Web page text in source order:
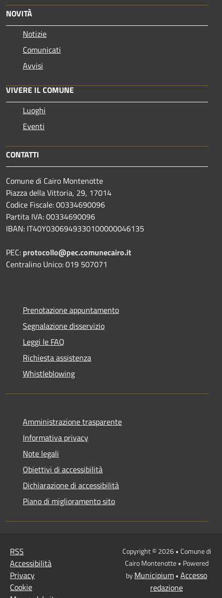
NOVITÀ
Notizie
Comunicati
Avvisi
VIVERE IL COMUNE
Luoghi
Eventi
CONTATTI
Comune di Cairo Montenotte
Piazza della Vittoria, 29, 17014
Codice Fiscale: 00334690096
Partita IVA: 00334690096
IBAN: IT40Y0306949330100000046135
PEC: protocollo@pec.comunecairo.it
Centralino Unico: 019 507071
Prenotazione appuntamento
Segnalazione disservizio
Leggi le FAQ
Richiesta assistenza
Whistleblowing
Amministrazione trasparente
Informativa privacy
Note legali
Obiettivi di accessibilità
Dichiarazione di accessibilità
Piano di miglioramento sito
RSS
Accessibilità
Privacy
Cookie
Copyright © 2026 • Comune di
Cairo Montenotte • Powered
byMunicipium• Accesso
redazione